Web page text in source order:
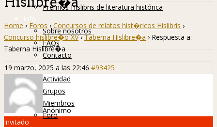
Premios Hislibris de literatura histórica
Info
Sobre nosotros
FAQs
Contacto
Hislibreños
Actividad
Grupos
Miembros
Foro
Home › Foros › Concursos de relatos hist�ricos Hislibris ›
Concurso hislibre�o XV › Taberna Hislibre�a › Respuesta a:
Taberna Hislibre�a
19 marzo, 2025 a las 22:46 #93425
Anónimo
Invitado